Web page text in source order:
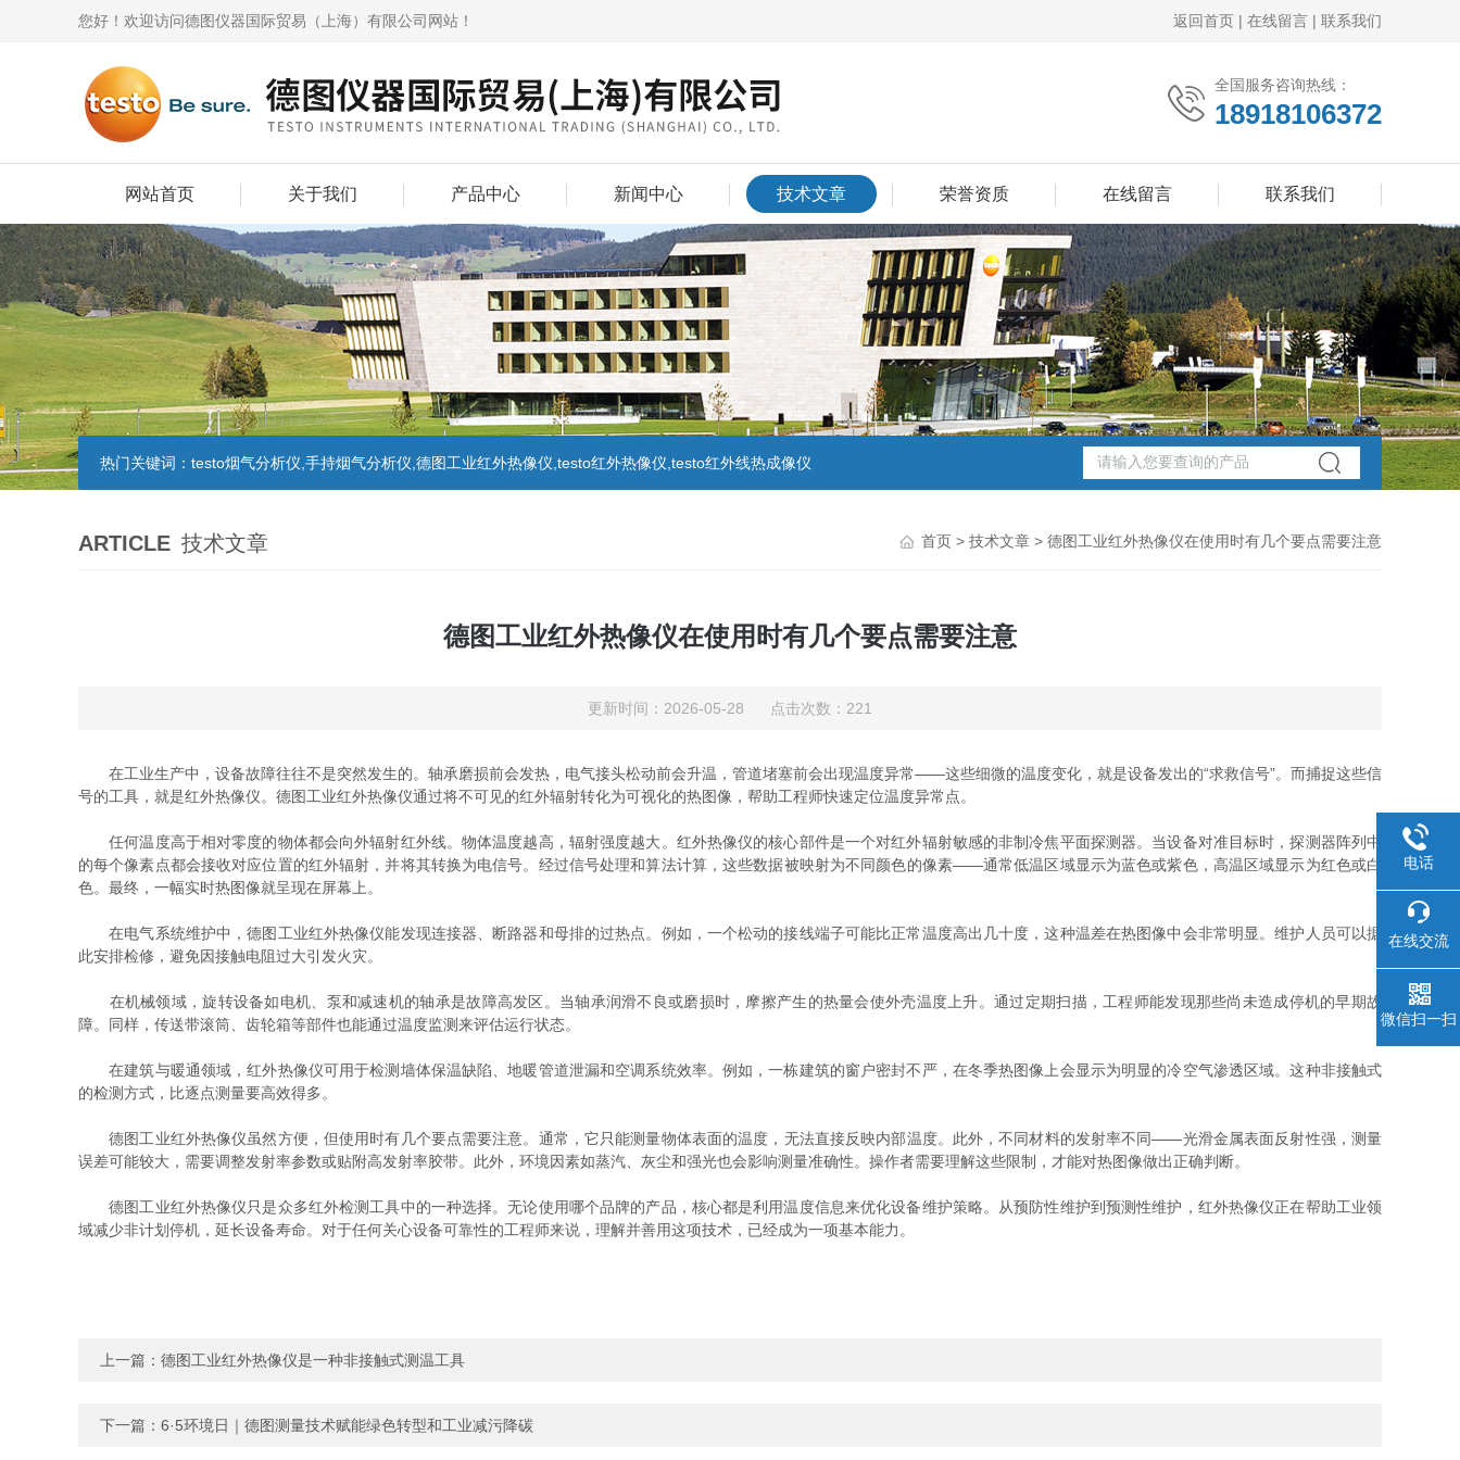
您好！欢迎访问德图仪器国际贸易（上海）有限公司网站！ 返回首页 | 在线留言 | 联系我们
全国服务咨询热线：
18918106372
网站首页 关于我们 产品中心 新闻中心 技术文章 荣誉资质 在线留言 联系我们
热门关键词： testo烟气分析仪,手持烟气分析仪,德图工业红外热像仪,testo红外热像仪,testo红外线热成像仪
ARTICLE 技术文章 首页 > 技术文章 > 德图工业红外热像仪在使用时有几个要点需要注意
德图工业红外热像仪在使用时有几个要点需要注意
更新时间：2026-05-28 点击次数：221
在工业生产中，设备故障往往不是突然发生的。轴承磨损前会发热，电气接头松动前会升温，管道堵塞前会出现温度异常——这些细微的温度变化，就是设备发出的“求救信号”。而捕捉这些信
号的工具，就是红外热像仪。德图工业红外热像仪通过将不可见的红外辐射转化为可视化的热图像，帮助工程师快速定位温度异常点。
任何温度高于相对零度的物体都会向外辐射红外线。物体温度越高，辐射强度越大。红外热像仪的核心部件是一个对红外辐射敏感的非制冷焦平面探测器。当设备对准目标时，探测器阵列中
的每个像素点都会接收对应位置的红外辐射，并将其转换为电信号。经过信号处理和算法计算，这些数据被映射为不同颜色的像素——通常低温区域显示为蓝色或紫色，高温区域显示为红色或白
色。最终，一幅实时热图像就呈现在屏幕上。
在电气系统维护中，德图工业红外热像仪能发现连接器、断路器和母排的过热点。例如，一个松动的接线端子可能比正常温度高出几十度，这种温差在热图像中会非常明显。维护人员可以据
此安排检修，避免因接触电阻过大引发火灾。
在机械领域，旋转设备如电机、泵和减速机的轴承是故障高发区。当轴承润滑不良或磨损时，摩擦产生的热量会使外壳温度上升。通过定期扫描，工程师能发现那些尚未造成停机的早期故
障。同样，传送带滚筒、齿轮箱等部件也能通过温度监测来评估运行状态。
在建筑与暖通领域，红外热像仪可用于检测墙体保温缺陷、地暖管道泄漏和空调系统效率。例如，一栋建筑的窗户密封不严，在冬季热图像上会显示为明显的冷空气渗透区域。这种非接触式
的检测方式，比逐点测量要高效得多。
德图工业红外热像仪虽然方便，但使用时有几个要点需要注意。通常，它只能测量物体表面的温度，无法直接反映内部温度。此外，不同材料的发射率不同——光滑金属表面反射性强，测量
误差可能较大，需要调整发射率参数或贴附高发射率胶带。此外，环境因素如蒸汽、灰尘和强光也会影响测量准确性。操作者需要理解这些限制，才能对热图像做出正确判断。
德图工业红外热像仪只是众多红外检测工具中的一种选择。无论使用哪个品牌的产品，核心都是利用温度信息来优化设备维护策略。从预防性维护到预测性维护，红外热像仪正在帮助工业领
域减少非计划停机，延长设备寿命。对于任何关心设备可靠性的工程师来说，理解并善用这项技术，已经成为一项基本能力。
上一篇： 德图工业红外热像仪是一种非接触式测温工具
下一篇： 6·5环境日｜德图测量技术赋能绿色转型和工业减污降碳
电话
在线交流
微信扫一扫